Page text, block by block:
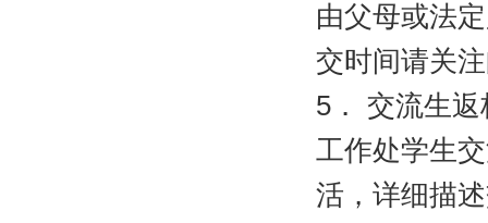
由父母或法
交时间请关
5 ．
交流生
工作处学生
活，详细描